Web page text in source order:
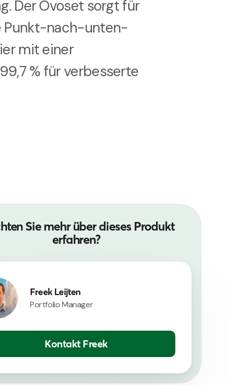
Der Ovoset sorgt für
Punkt-nach-unten-
mit einer
% für verbesserte
Sie mehr über dieses Produkt
erfahren?
Freek Leijten
Portfolio Manager
Kontakt Freek